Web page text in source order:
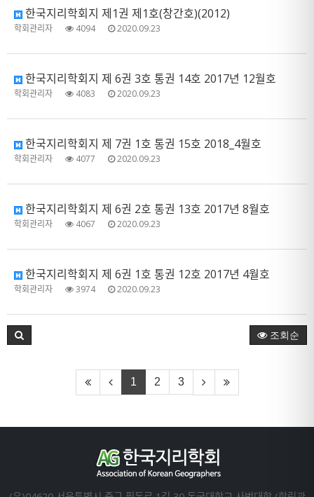
한국지리학회지 제1권 제1호(창간호)(2012)
학회관리자 4094 2020.09.23
한국지리학회지 제 6권 3호 통권 14호 2017년 12월호
학회관리자 4083 2020.09.23
한국지리학회지 제 7권 1호 통권 15호 2018_4월호
학회관리자 4077 2020.09.23
한국지리학회지 제 6권 2호 통권 13호 2017년 8월호
학회관리자 4067 2020.09.23
한국지리학회지 제 6권 1호 통권 12호 2017년 4월호
학회관리자 3974 2020.09.23
조회순
1 2 3